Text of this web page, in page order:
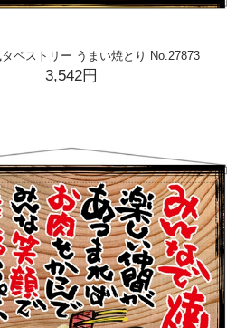
ペストリー うまい焼とり No.27873
3,542円